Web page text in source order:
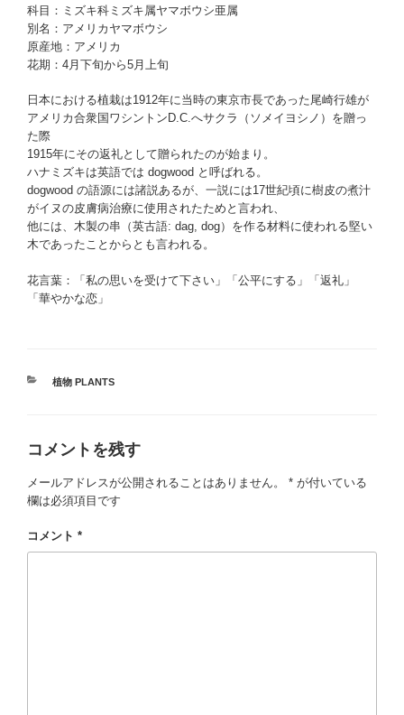
科目：ミズキ科ミズキ属ヤマボウシ亜属
別名：アメリカヤマボウシ
原産地：アメリカ
花期：4月下旬から5月上旬
日本における植栽は1912年に当時の東京市長であった尾崎行雄が
アメリカ合衆国ワシントンD.C.へサクラ（ソメイヨシノ）を贈っ
た際
1915年にその返礼として贈られたのが始まり。
ハナミズキは英語では dogwood と呼ばれる。
dogwood の語源には諸説あるが、一説には17世紀頃に樹皮の煮汁
がイヌの皮膚病治療に使用されたためと言われ、
他には、木製の串（英古語: dag, dog）を作る材料に使われる堅い
木であったことからとも言われる。
花言葉：「私の思いを受けて下さい」「公平にする」「返礼」
「華やかな恋」
カ
ー
植物 PLANTS
コメントを残す
メールアドレスが公開されることはありません。 * が付いている
欄は必須項目です
コメント *